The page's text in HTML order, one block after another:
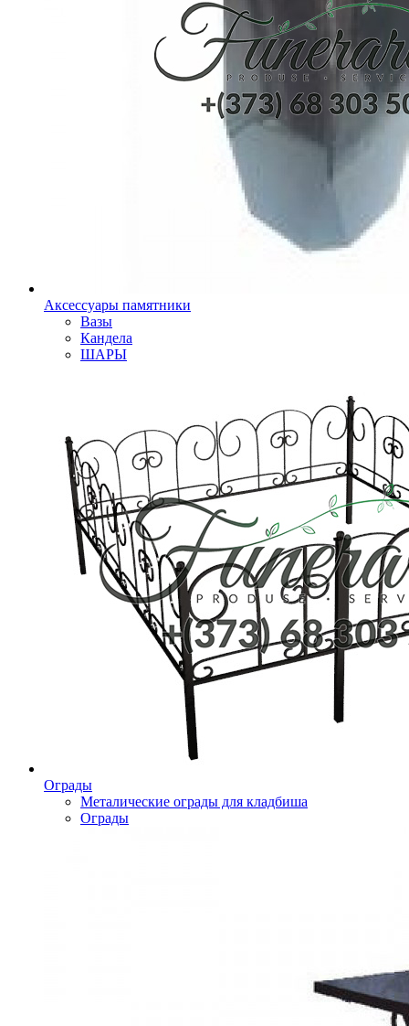
Аксессуары памятники
Вазы
Кандела
ШАРЫ
Ограды
Металические ограды для кладбиша
Ограды